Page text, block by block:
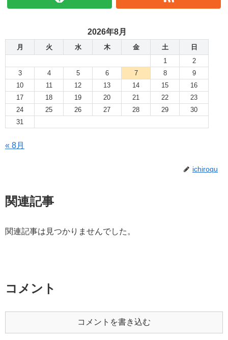
2026年8月
月 火 水 木 金 土
日
1
2
3
4 5 6 7 8
9
10
11 12 13 14 15
16
17
18 19 20 21 22
23
24
25 26 27 28 29
30
31
« 8月
ichiroqu
関連記事
関連記事は見つかりませんでした。
コメント
コメントを書き込む